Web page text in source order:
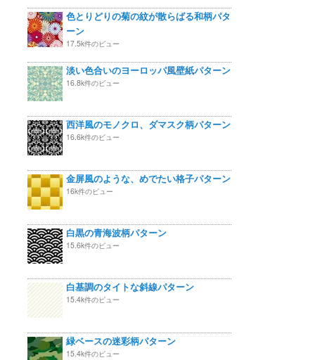
色とりどりの菊の紋が散らばる和柄パタ
ーン
17.5k件のビュー
淡い色合いのヨーロッパ風壁紙パターン
16.8k件のビュー
西洋風のモノクロ、ダマスク柄パターン
16.6k件のビュー
金屏風のような、めでたい格子パターン
16k件のビュー
白黒の青海波柄パターン
15.6k件のビュー
白基調のタイトな斜線パターン
15.4k件のビュー
緑ベースの迷彩柄パターン
15.4k件のビュー